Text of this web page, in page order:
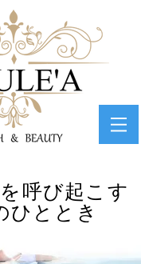
呼び起こす
ひととき